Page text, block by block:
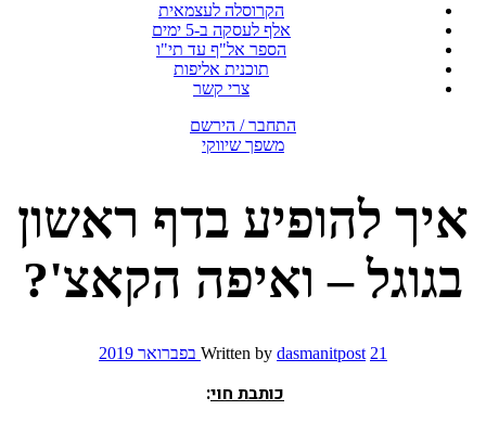
הקרוסלה לעצמאית
אלף לעסקה ב-5 ימים
הספר אל"ף עד תי"ו
תוכנית אליפות
צרי קשר
התחבר / הירשם
משפך שיווקי
איך להופיע בדף ראשון
בגוגל – ואיפה הקאצ'?
Written by dasmanitpost 21 בפברואר 2019
כותבת חוי: